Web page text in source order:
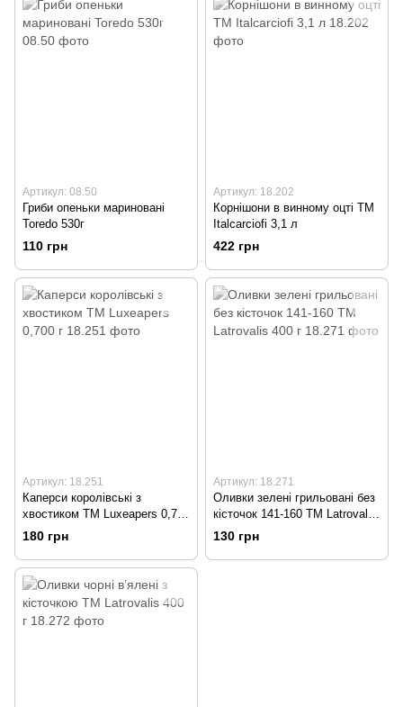
Артикул: 08.50
Гриби опеньки мариновані
Toredo 530г
110 грн
Артикул: 18.202
Корнішони в винному оцті TM
Italcarciofi 3,1 л
422 грн
Артикул: 18.251
Каперси королівські з
хвостиком ТМ Luxeapers 0,700
г180 грн
Артикул: 18.271
Оливки зелені грильовані без
кісточок 141-160 TM Latrovalis
400 г
130 грн